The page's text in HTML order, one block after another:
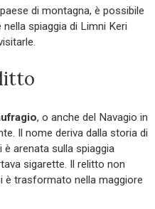
di montagna, è possibile
spiaggia di Limni Keri
, o anche del Navagio in
Il nome deriva dalla storia di
è arenata sulla spiaggia
sigarette. Il relitto non
è trasformato nella maggiore